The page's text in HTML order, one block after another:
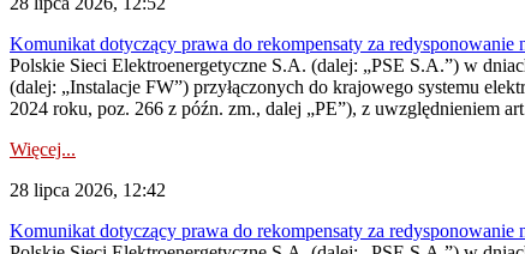
Komunikat dotyczący prawa do rekompensaty za
Polskie Sieci Elektroenergetyczne S.A. (dalej: „PSE S.A.”) w
(dalej: „Instalacje FW”) przyłączonych do krajowego systemu
2024 roku, poz. 266 z późn. zm., dalej „PE”), z uwzględnieniem
Więcej...
28 lipca 2026, 12:42
Komunikat dotyczący prawa do rekompensaty za